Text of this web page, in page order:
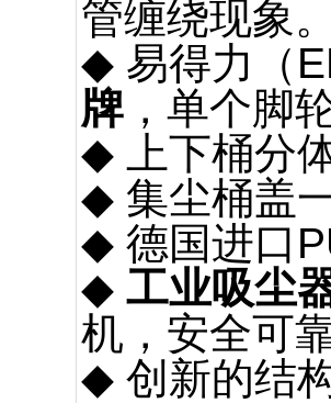
管缠绕现象
◆ 易得力（
牌 ，单个脚
◆
上下桶分
◆ 集尘桶盖
◆ 德国进口
◆ 工业吸尘
机，安全可
◆ 创新的结